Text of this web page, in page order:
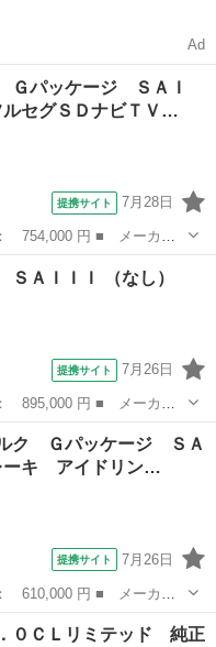
Ad
Ｇパッケージ ＳＡＩ
セグＳＤナビＴＶ…
提携サイト 7月28日
レード名： Ｘ Ｇパッ
ナビＴＶ＆バックカメ
ＡＩＩＩ （なし）
提携サイト 7月26日
レード名： Ｘ ＳＡＩ
5D ■ ミッション： ...
ク Ｇパッケージ ＳＡ
ーキ アイドリン…
提携サイト 7月26日
レード名： シルク Ｇ
アイドリングストップ
０ＣＬリミテッド 純正